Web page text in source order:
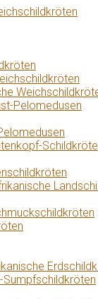
Pelomedusen
Sumpfschildkröten